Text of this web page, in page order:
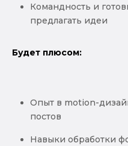
Командность и
предлагать идеи
Будет плюсом:
Опыт в motion-
постов
Навыки обработки